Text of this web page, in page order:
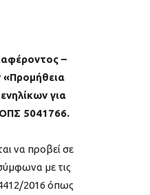
–
«Προμήθεια
για
5041766.
να προβεί σε
με τις
2016 όπως